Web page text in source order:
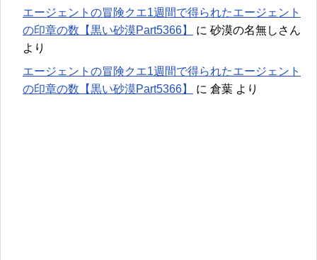
エージェントの冒険クエ1週間で得られたエージェント
の印章の数【黒い砂漠Part5366】
に 砂漠の名無しさん
より
エージェントの冒険クエ1週間で得られたエージェント
の印章の数【黒い砂漠Part5366】
に 倉葉 より